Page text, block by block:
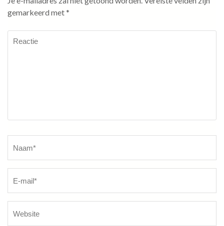
gemarkeerd met*